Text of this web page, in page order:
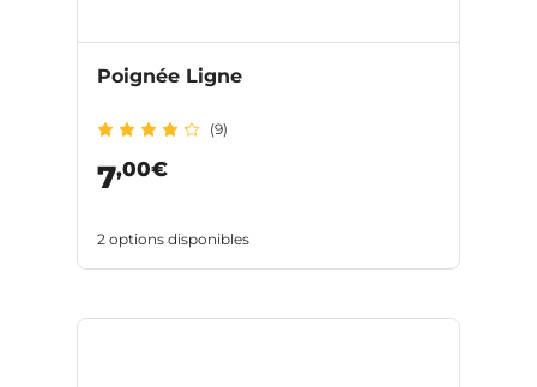
Poignée Ligne
(9)
7,00€
2 options disponibles